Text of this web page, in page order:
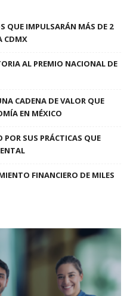
QUE IMPULSARÁN MÁS DE 2
CDMX
AL PREMIO NACIONAL DE
CADENA DE VALOR QUE
EN MÉXICO
POR SUS PRÁCTICAS QUE
FINANCIERO DE MILES